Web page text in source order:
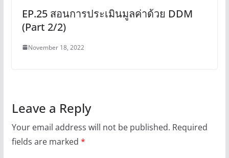
EP.25 สอนการประเมินมูลค่าด้วย DDM
(Part 2/2)
November 18, 2022
Leave a Reply
Your email address will not be published. Required
fields are marked *